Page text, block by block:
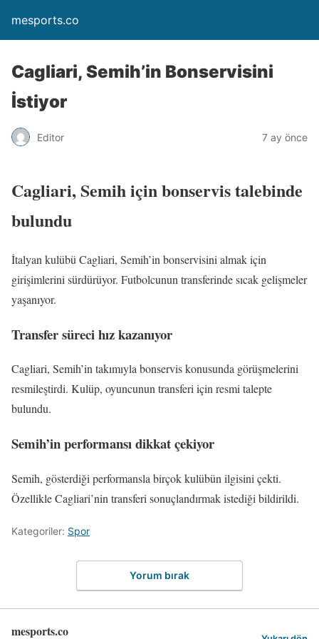
mesports.co
Cagliari, Semih’in Bonservisini
İstiyor
Editor 7 ay önce
Cagliari, Semih için bonservis talebinde
bulundu
İtalyan kulübü Cagliari, Semih’in bonservisini almak için
girişimlerini sürdürüyor. Futbolcunun transferinde sıcak gelişmeler
yaşanıyor.
Transfer süreci hız kazanıyor
Cagliari, Semih’in takımıyla bonservis konusunda görüşmelerini
resmileştirdi. Kulüp, oyuncunun transferi için resmi talepte
bulundu.
Semih’in performansı dikkat çekiyor
Semih, gösterdiği performansla birçok kulübün ilgisini çekti.
Özellikle Cagliari’nin transferi sonuçlandırmak istediği bildirildi.
Kategoriler: Spor
Yorum bırak
mesports.co